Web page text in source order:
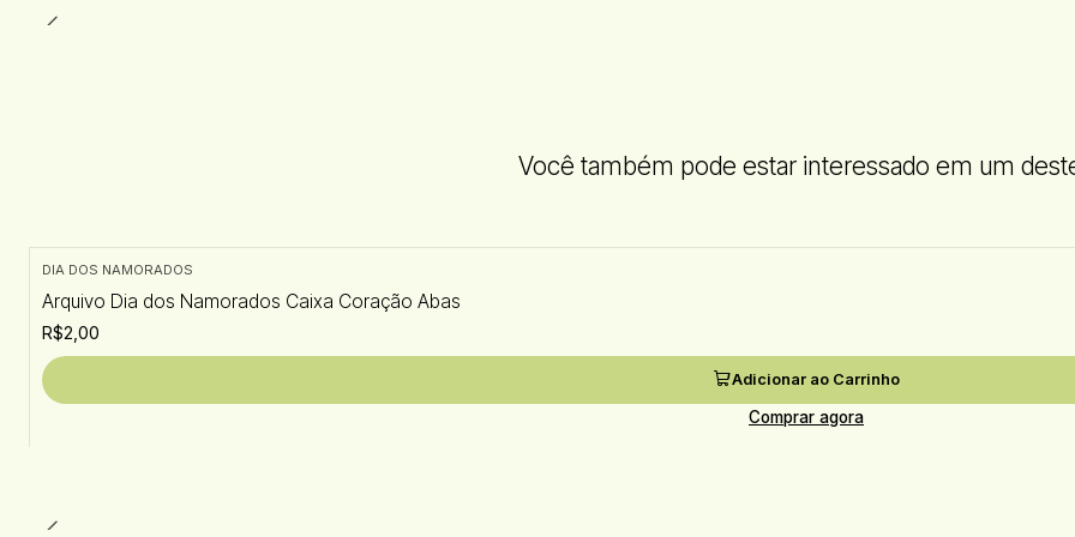
Você também pode estar interessado em um
DIA DOS NAMORADOS
Arquivo Dia dos Namorados Caixa Coração Abas
R$2,00
Adicionar ao Carrinho
Comprar agora